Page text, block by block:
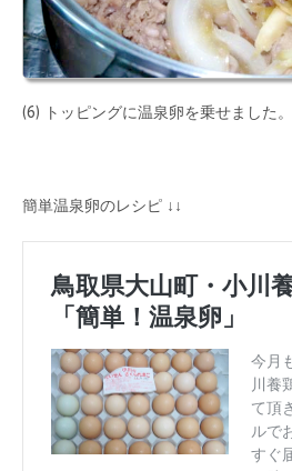
(6) トッピングに温泉卵を乗せました。
簡単温泉卵のレシピ ↓↓